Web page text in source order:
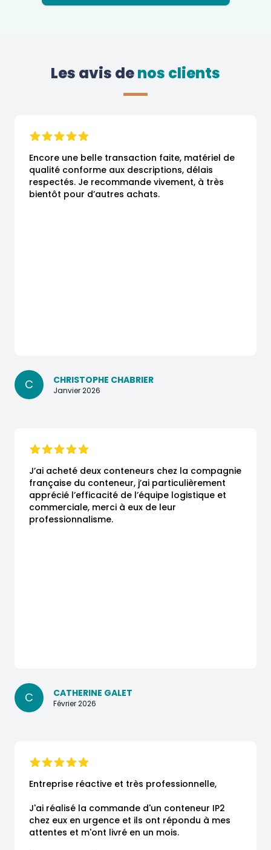
Les avis de nos clients
Encore une belle transaction faite, matériel de
qualité conforme aux descriptions, délais
respectés. Je recommande vivement, à très
bientôt pour d’autres achats.
C CHRISTOPHE CHABRIER
Janvier 2026
J’ai acheté deux conteneurs chez la compagnie
française du conteneur, j’ai particulièrement
apprécié l’efficacité de l’équipe logistique et
commerciale, merci à eux de leur
professionnalisme.
C CATHERINE GALET
Février 2026
Entreprise réactive et très professionnelle,
J'ai réalisé la commande d'un conteneur IP2
chez eux en urgence et ils ont répondu à mes
attentes et m'ont livré en un mois.